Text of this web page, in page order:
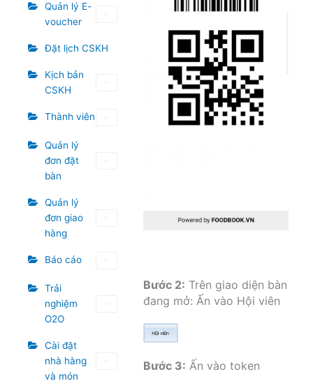
Quản lý E-
voucher
Đặt lịch CSKH
Kịch bản
CSKH
Thành viên
Quản lý
đơn đặt
bàn
Quản lý
đơn giao
hàng
Báo cáo
Trải
nghiệm
O2O
Cài đặt
nhà hàng
và món
Bước 2: Trên giao diện bàn
đang mở: Ấn vào Hội viên
Bước 3: Ấn vào token